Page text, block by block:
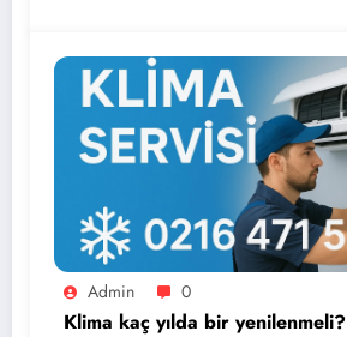
Admin 0
Klima kaç yılda bir yenilenmeli?